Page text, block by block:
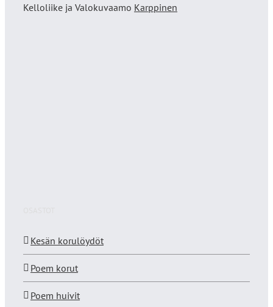
Kelloliike ja Valokuvaamo Karppinen
Kesän korulöydöt
Poem korut
Poem huivit